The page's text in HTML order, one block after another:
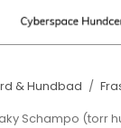
& Hundbad /
Schampo (torr